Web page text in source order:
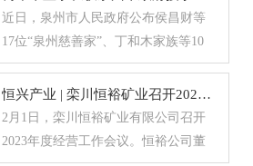
桶上各自贴上“我爱恒兴”的小贴纸。
女生们开始目光追随老师的讲解，左
顾右盼相互切磋，一一倒腾着自己手
中的鲜花。根据各自喜好不同，插花
完成的风格也各不相同。大家在潜心
创作的同时，也不忘与插花作品来一
张合影自拍。无论几岁，只要女人和
在周末的校园中，留下各自奔跑足
迹。首场线下活动热情高涨，现场没
要求和限制各自跑步公里数及配速，
但大家在跑前都给自己立下小小flag，
在跑程中尽量完成目标，并纷纷在群
内打卡。现场由嘉颐善餐饮备好功能
绩很满意叶仁平，南平人，1981年出
生，2024年他的厦马成绩为2:57:45。
跑进3小时，对大多数跑者来说，都很
不容易。厦马起伏大的赛道，让他对
备组讨论并倡议，从今年起成立恒兴
跑团，邀请热爱运动的集团董事副总
裁柯岚岚担任跑团团长，由跑进厦马3
近日，泉州市人民政府公布侯昌财等
17位“泉州慈善家”、丁和木家族等10
个“泉州慈善世家”、黄文佳等48位“泉
州慈善大使”、福建省发树慈善基金会
等39个“泉州慈善企业（机构）”名
单。2月20日上午，泉州市慈善大会在
泉州人民会堂举行，为“泉州慈善家”
恒兴产业 | 栾川恒裕矿业召开2023年度经营工作会议
2月1日，栾川恒裕矿业有限公司召开
2023年度经营工作会议。恒裕公司董